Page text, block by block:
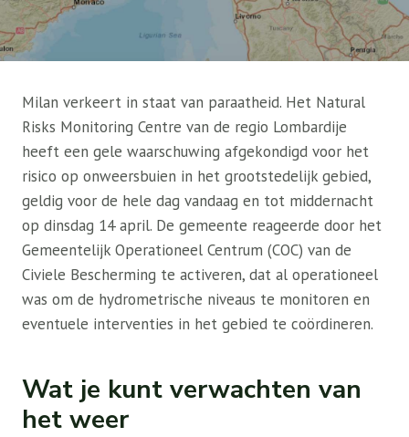
Milan verkeert in staat van paraatheid. Het Natural
Risks Monitoring Centre van de regio Lombardije
heeft een gele waarschuwing afgekondigd voor het
risico op onweersbuien in het grootstedelijk gebied,
geldig voor de hele dag vandaag en tot middernacht
op dinsdag 14 april. De gemeente reageerde door het
Gemeentelijk Operationeel Centrum (COC) van de
Civiele Bescherming te activeren, dat al operationeel
was om de hydrometrische niveaus te monitoren en
eventuele interventies in het gebied te coördineren.
Wat je kunt verwachten van
het weer